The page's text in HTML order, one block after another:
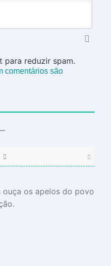
para reduzir spam.
comentários são
ouça os apelos do povo